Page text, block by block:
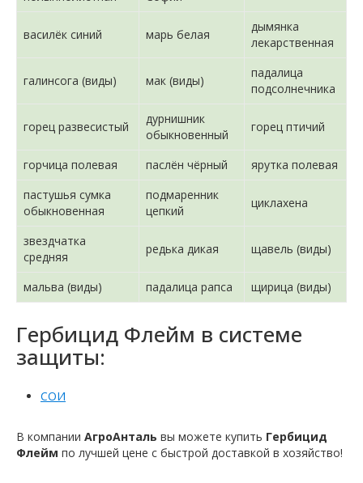
василёк синий марь белая
дымянка
лекарственная
галинсога (виды) мак (виды)
падалица
подсолнечника
горец развесистый
дурнишник
обыкновенный
горец птичий
горчица полевая паслён чёрный
ярутка полевая
пастушья сумка
обыкновенная
подмаренник
цепкий
циклахена
звездчатка
средняя
редька дикая щавель (виды)
мальва (виды) падалица рапса щирица (виды)
Гербицид Флейм в системе
защиты:
СОИ
В компании АгроАнталь вы можете купить Гербицид
Флейм по лучшей цене с быстрой доставкой в ​​хозяйство!